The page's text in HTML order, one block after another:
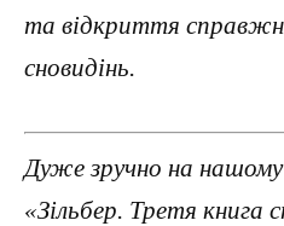
та відкриття
сновидінь.
Дуже зручно на
«Зільбер. Третя книга